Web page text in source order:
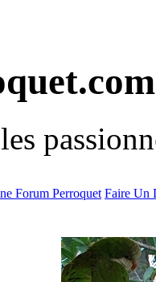
Forum Perroquet Faire Un